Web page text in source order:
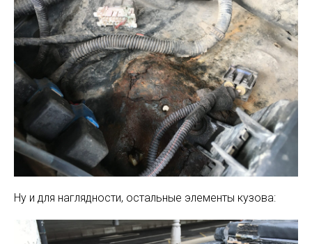
Ну и для наглядности, остальные элементы кузова: